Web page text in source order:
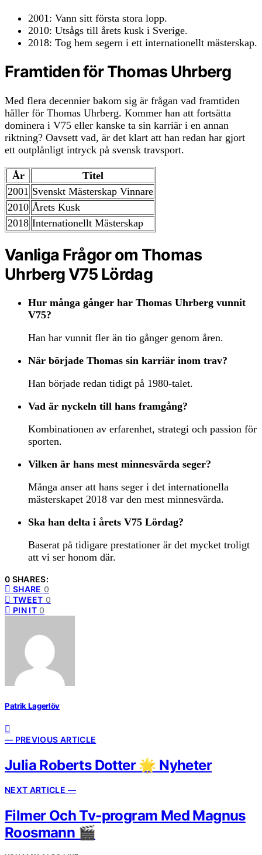
2001: Vann sitt första stora lopp.
2010: Utsågs till årets kusk i Sverige.
2018: Tog hem segern i ett internationellt mästerskap.
Framtiden för Thomas Uhrberg
Med flera decennier bakom sig är frågan vad framtiden
håller för Thomas Uhrberg. Kommer han att fortsätta
dominera i V75 eller kanske ta sin karriär i en annan
riktning? Oavsett vad, är det klart att han redan har gjort
ett outplånligt intryck på svensk travsport.
År
Titel
2001 Svenskt Mästerskap Vinnare
2010 Årets Kusk
2018 Internationellt Mästerskap
Vanliga Frågor om Thomas
Uhrberg V75 Lördag
Hur många gånger har Thomas Uhrberg vunnit
V75?
Han har vunnit fler än tio gånger genom åren.
När började Thomas sin karriär inom trav?
Han började redan tidigt på 1980-talet.
Vad är nyckeln till hans framgång?
Kombinationen av erfarenhet, strategi och passion för
sporten.
Vilken är hans mest minnesvärda seger?
Många anser att hans seger i det internationella
mästerskapet 2018 var den mest minnesvärda.
Ska han delta i årets V75 Lördag?
Baserat på tidigare prestationer är det mycket troligt
att vi ser honom där.
0 SHARES:
SHARE 0
TWEET 0
PIN IT 0
Patrik Lagerlöv
— PREVIOUS ARTICLE
Julia Roberts Dotter 🌟 Nyheter
NEXT ARTICLE —
Filmer Och Tv-program Med Magnus
Roosmann 🎬